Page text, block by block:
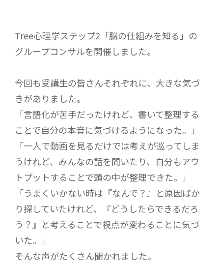
Tree心理学ステップ2「脳の仕組みを知る」の
グループコンサルを開催しました。
今回も受講生の皆さんそれぞれに、大きな気づ
きがありました。
「言語化が苦手だったけれど、書いて整理する
ことで自分の本音に気づけるようになった。」
「一人で動画を見るだけでは考えが巡ってしま
うけれど、みんなの話を聞いたり、自分もアウ
トプットすることで頭の中が整理できた。」
「うまくいかない時は『なんで？』と原因ばか
り探していたけれど、『どうしたらできるだろ
う？』と考えることで視点が変わることに気づ
いた。」
そんな声がたくさん聞かれました。